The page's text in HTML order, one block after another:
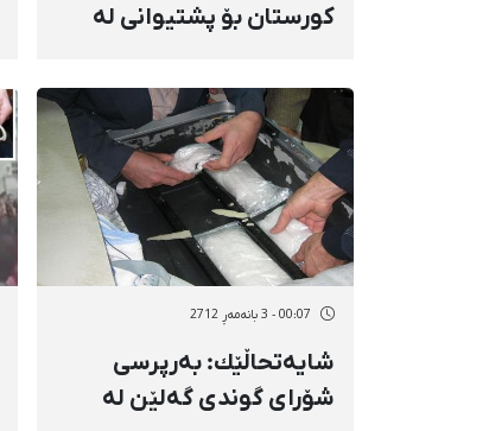
كورستان بۆ پشتیوانی لە
خەڵكی بۆكان،
بەیاننامەیەكی بڵاو كردەوە
00:07 - 3 بانەمەڕ 2712
شایەتحاڵێك: بەرپرسی
شۆرای گوندی گەلێن لە